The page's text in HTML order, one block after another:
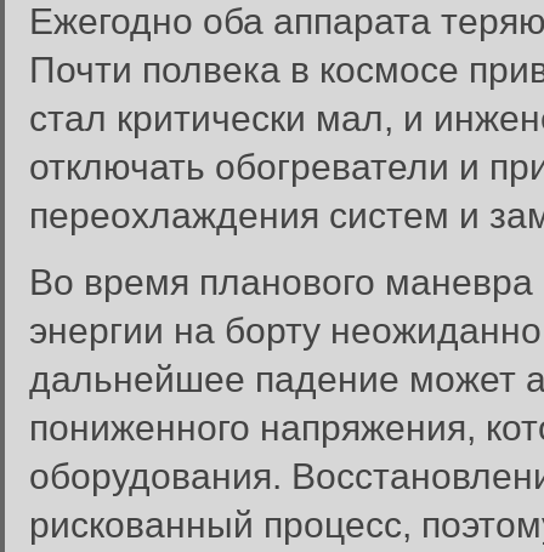
Ежегодно оба аппарата
Почти полвека в космосе
стал критически мал, и
отключать обогреватели и
переохлаждения систем и
Во время планового
энергии на борту
дальнейшее падение может
пониженного напряжения,
оборудования.
рискованный процесс,